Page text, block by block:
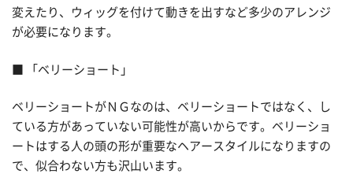
変えたり、ウィッグを付けて動きを出すなど多少のアレンジ
が必要になります。
■ 「ベリーショート」
ベリーショートがＮＧなのは、ベリーショートではなく、し
ている方があっていない可能性が高いからです。ベリーショ
ートはする人の頭の形が重要なヘアースタイルになりますの
で、似合わない方も沢山います。